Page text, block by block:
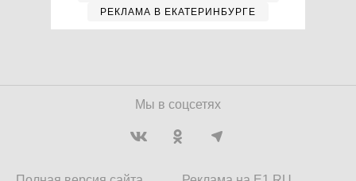
РЕКЛАМА В ЕКАТЕРИНБУРГЕ
Мы в соцсетях